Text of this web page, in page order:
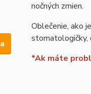
nočných zmien.
Oblečenie, ako
stomatologičky,
*Ak máte